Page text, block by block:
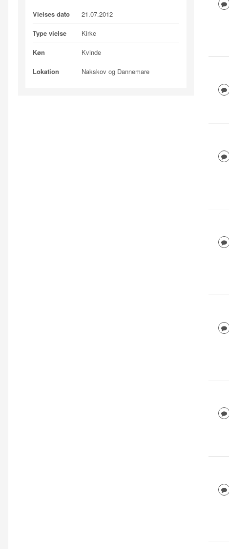
Vielses dato 21.07.2012
Type vielse Kirke
Køn Kvinde
Lokation Nakskov og Dannemare